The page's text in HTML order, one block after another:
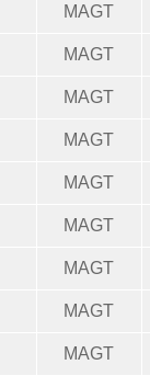
MAGT
MAGT
MAGT
MAGT
MAGT
MAGT
MAGT
MAGT
MAGT